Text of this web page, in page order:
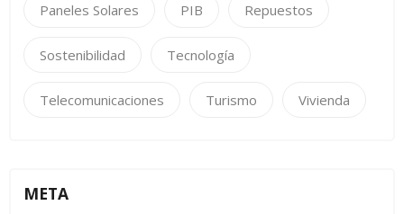
Paneles Solares PIB Repuestos
Sostenibilidad Tecnología
Telecomunicaciones Turismo Vivienda
META